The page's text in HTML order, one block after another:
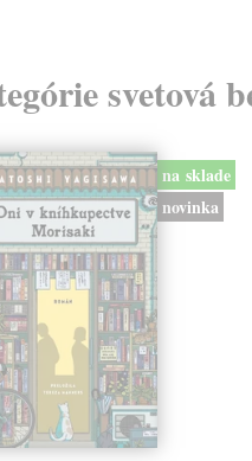
svetová
na sklade
novinka